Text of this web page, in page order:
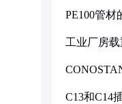
PE100管材
工业厂房
C13和C14